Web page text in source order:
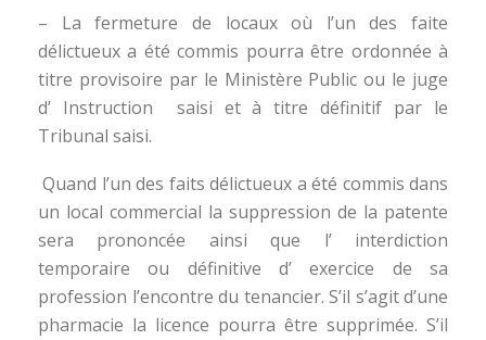
– La fermeture de locaux où l’un des faite
délictueux a été commis pourra être ordonnée à
titre provisoire par le Ministère Public ou le juge
d’ Instruction saisi et à titre définitif par le
Tribunal saisi.
Quand l’un des faits délictueux a été commis dans
un local commercial la suppression de la patente
sera prononcée ainsi que l’ interdiction
temporaire ou définitive d’ exercice de sa
profession l’encontre du tenancier. S’il s’agit d’une
pharmacie la licence pourra être supprimée. S’il